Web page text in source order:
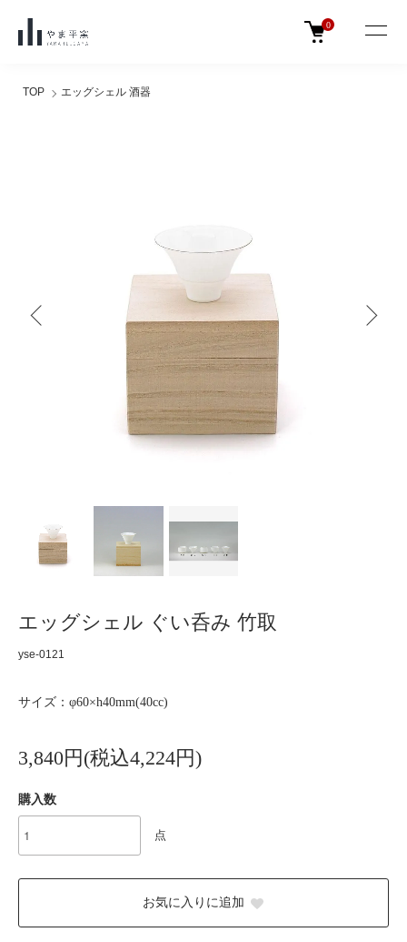
0
TOP エッグシェル 酒器
エッグシェル ぐい呑み 竹取
yse-0121
サイズ：φ60×h40mm(40cc)
3,840円(税込4,224円)
購入数
点
お気に入りに追加